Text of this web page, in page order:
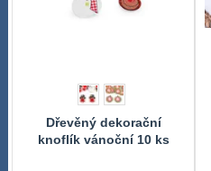
Dřevěný dekorační
knoflík vánoční 10 ks